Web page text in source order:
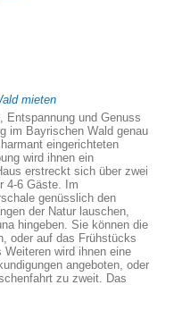
mieten
Entspannung und Genuss
im Bayrischen Wald genau
eingerichteten
wird ihnen ein
erstreckt sich über zwei
4-6 Gäste. Im
genüsslich den
der Natur lauschen,
hingeben. Sie können die
oder auf das Frühstücks
wird ihnen eine
angeboten, oder
zu zweit. Das